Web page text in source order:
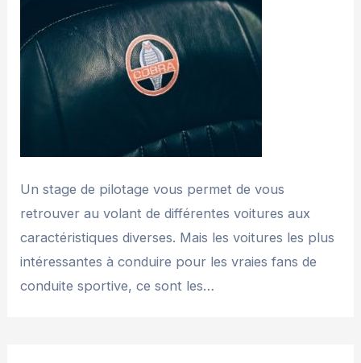
Un stage de pilotage vous permet de vous
retrouver au volant de différentes voitures aux
caractéristiques diverses. Mais les voitures les plus
intéressantes à conduire pour les vraies fans de
conduite sportive, ce sont les…